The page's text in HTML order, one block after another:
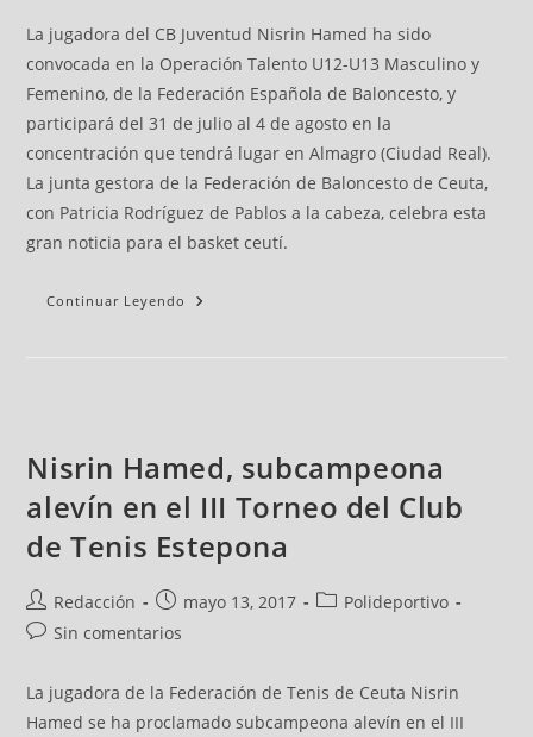
La jugadora del CB Juventud Nisrin Hamed ha sido
convocada en la Operación Talento U12-U13 Masculino y
Femenino, de la Federación Española de Baloncesto, y
participará del 31 de julio al 4 de agosto en la
concentración que tendrá lugar en Almagro (Ciudad Real).
La junta gestora de la Federación de Baloncesto de Ceuta,
con Patricia Rodríguez de Pablos a la cabeza, celebra esta
gran noticia para el basket ceutí.
Continuar Leyendo
Nisrin Hamed, subcampeona
alevín en el III Torneo del Club
de Tenis Estepona
Redacción mayo 13, 2017
Polideportivo
Sin comentarios
La jugadora de la Federación de Tenis de Ceuta Nisrin
Hamed se ha proclamado subcampeona alevín en el III